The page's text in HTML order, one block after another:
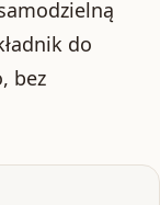
do
bez